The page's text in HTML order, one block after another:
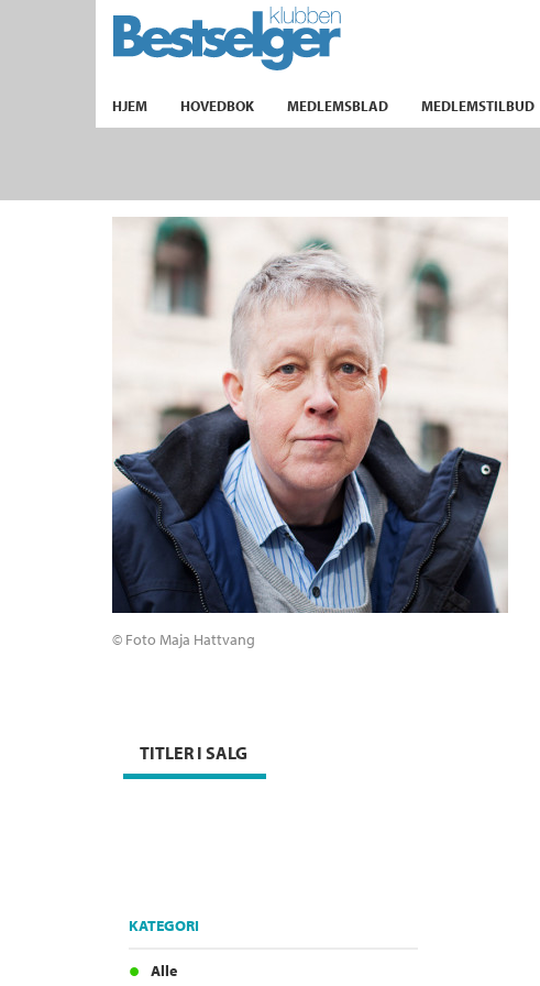
TIL FORSIDEN
HJEM HOVEDBOK MEDLEMSBLAD MEDLEMSTILBUD
© Foto Maja Hattvang
TITLER I SALG
KATEGORI
Alle